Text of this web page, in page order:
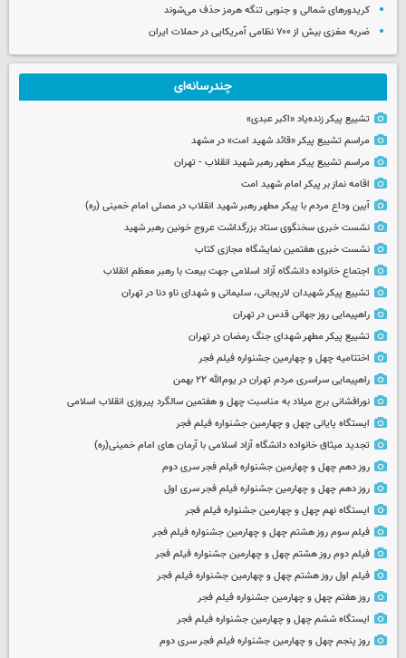
کریدورهای شمالی و جنوبی تنگه هرمز حذف می‌شوند
ضربه مغزی بیش از ۷۰۰ نظامی آمریکایی در حملات ایران
چندرسانه‌ای
تشییع پیکر زنده‌یاد «اکبر عبدی»
مراسم تشییع پیکر «قائد شهید امت» در مشهد
مراسم تشییع پیکر مطهر رهبر شهید انقلاب - تهران
اقامه نماز بر پیکر امام شهید امت
آیین وداع مردم با پیکر مطهر رهبر شهید انقلاب در مصلی امام خمینی (ره)
نشست خبری سخنگوی ستاد بزرگداشت عروج خونین رهبر شهید
نشست خبری هفتمین نمایشگاه مجازی کتاب
اجتماع خانواده دانشگاه آزاد اسلامی جهت بیعت با رهبر معظم انقلاب
تشییع پیکر شهیدان لاریجانی، سلیمانی و شهدای ناو دنا در تهران
راهپیمایی روز جهانی قدس در تهران
تشییع پیکر مطهر شهدای جنگ رمضان در تهران
اختتامیه چهل و چهارمین جشنواره فیلم فجر
راهپیمایی سراسری مردم تهران در یوم‌الله ۲۲ بهمن
نورافشانی برج میلاد به مناسبت چهل‌ و هفتمین سالگرد پیروزی انقلاب اسلامی
ایستگاه پایانی چهل و چهارمین جشنواره فیلم فجر
تجدید میثاق خانواده دانشگاه آزاد اسلامی با آرمان های امام خمینی(ره)
روز دهم چهل و چهارمین جشنواره فیلم فجر سری دوم
روز دهم چهل و چهارمین جشنواره فیلم فجر سری اول
ایستگاه نهم چهل و چهارمین جشنواره فیلم فجر
فیلم سوم روز هشتم چهل و چهارمین جشنواره فیلم فجر
فیلم دوم روز هشتم چهل و چهارمین جشنواره فیلم فجر
فیلم اول روز هشتم چهل و چهارمین جشنواره فیلم فجر
روز هفتم چهل و چهارمین جشنواره فیلم فجر
ایستگاه ششم چهل و چهارمین جشنواره فیلم فجر
روز پنجم چهل و چهارمین جشنواره فیلم فجر سری دوم